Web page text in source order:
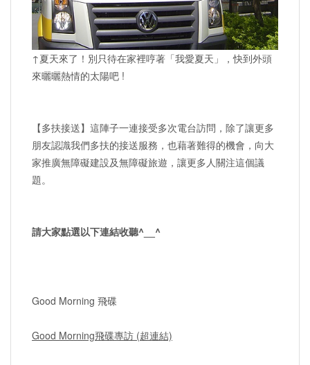
↑夏天來了！別只待在家裡哼著「我愛夏天」，快到外頭
來曬曬熱情的太陽吧 !
【多扶接送】這陣子一連接受多次電台訪問，除了讓更多
朋友認識我們多扶的接送服務，也藉著難得的機會，向大
家推廣無障礙建設及無障礙旅遊，讓更多人關注這個議
題。
請大家點選以下連結收聽^__^
Good Morning 飛碟
Good Morning飛碟專訪 (超連結)